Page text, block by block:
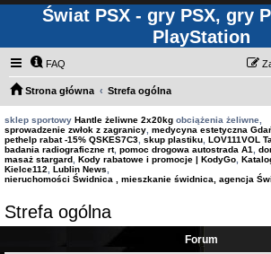
Świat PSX - gry PSX, gry
PlayStation
FAQ
Strona główna Strefa ogólna
sklep sportowy Hantle żeliwne 2x20kg obciążenia żeliwne,
sprowadzenie zwłok z zagranicy medycyna estetyczna
pethelp rabat -15% QSKES7C3 skup plastiku LOV111VOL
badania radiograficzne rt, pomoc drogowa autostrada A1
masaż stargard Kody rabatowe i promocje | KodyGo
Kielce112
Lublin News
nieruchomości Świdnica , mieszkanie świdnica, agencja
Strefa ogólna
Forum